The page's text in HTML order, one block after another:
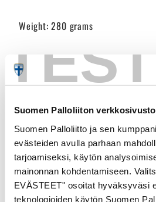
TEST
Suomen Palloliiton
Suomen Palloliitto ja sen
evästeiden avulla parhaan
tarjoamiseksi, käytön
mainonnan kohdentamiseen.
EVÄSTEET" osoitat hyväksyväsi
teknologioiden käytön Suomen
Weight: 280 grams
Bag size: 38 x 42cm
Customer